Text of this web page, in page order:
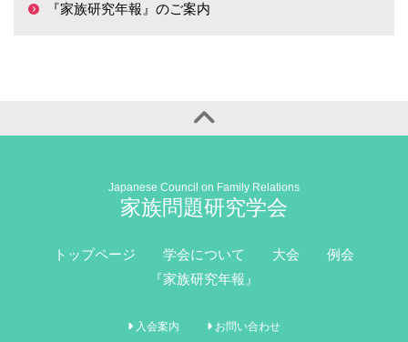
『家族研究年報』のご案内
Japanese Council on Family Relations
家族問題研究学会
トップページ 学会について 大会
例会
『家族研究年報』
入会案内 お問い合わせ